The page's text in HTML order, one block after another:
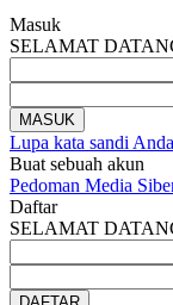
Masuk
SELAMAT
Lupa kata sandi
Buat sebuah akun
Pedoman Media
Daftar
SELAMAT